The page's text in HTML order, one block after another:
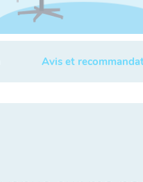
Avis et